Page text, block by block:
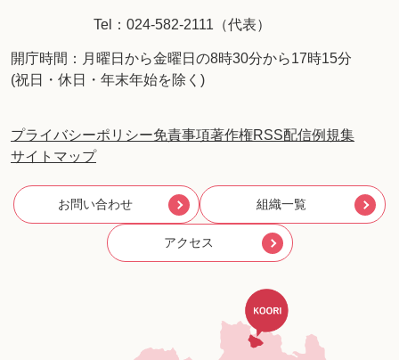
Tel：024-582-2111（代表）
開庁時間：月曜日から金曜日の8時30分から17時15分
(祝日・休日・年末年始を除く)
プライバシーポリシー免責事項著作権RSS配信例規集
サイトマップ
お問い合わせ 組織一覧
アクセス